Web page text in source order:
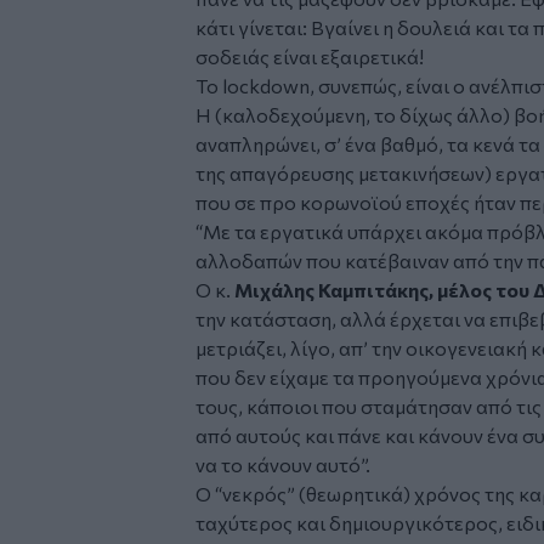
κάτι γίνεται: Βγαίνει η δουλειά και τα
σοδειάς είναι εξαιρετικά!
Το lockdown, συνεπώς, είναι ο
Η (καλοδεχούμενη, το δίχως άλλο)
αναπληρώνει, σ’ ένα βαθμό, τα κενά
της απαγόρευσης μετακινήσεων)
που σε προ κορωνοϊού εποχές ήταν
“Με τα εργατικά υπάρχει ακόμα
αλλοδαπών που κατέβαιναν από την
Ο κ. Μιχάλης Καμπιτάκης, μέλος του
την κατάσταση, αλλά έρχεται να
μετριάζει, λίγο, απ’ την
που δεν είχαμε τα προηγούμενα
τους, κάποιοι που σταμάτησαν από
από αυτούς και πάνε και κάνουν ένα
να το κάνουν αυτό”.
Ο “νεκρός” (θεωρητικά) χρόνος της
ταχύτερος και δημιουργικότερος,